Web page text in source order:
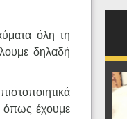
όλη τη
δηλαδή
όπως έχουμε